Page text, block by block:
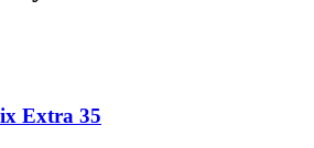
Extra 35